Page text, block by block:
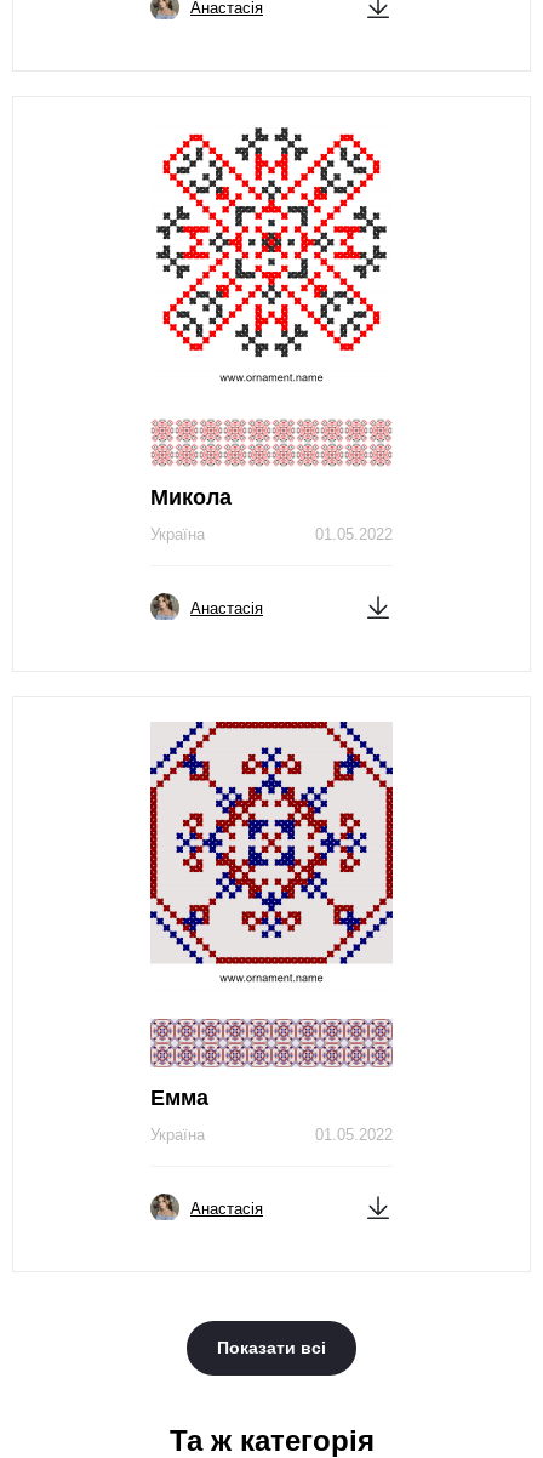
Анастасія
Микола
01.05.2022
Україна
Анастасія
Емма
01.05.2022
Україна
Анастасія
Показати всі
Та ж категорія